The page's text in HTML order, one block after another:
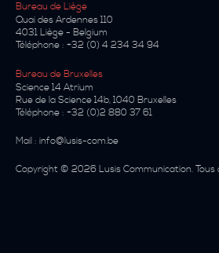
Bureau de Liège
Quai des Ardennes 110
4031 Liège - Belgium
Téléphone : +32 (0) 4 234 34 94
Bureau de Bruxelles
Science 14 Atrium
Rue de la Science 14b, 1040 Bruxelles
Téléphone : +32 (0)2 880 37 61
Mail : info@lusis-com.be
Copyright © 2026 Lusis Communication. Tous